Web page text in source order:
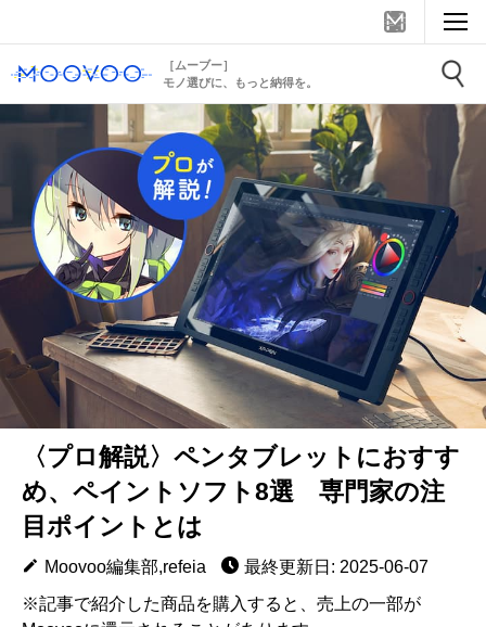
［ムーブー］
モノ選びに、もっと納得を。
〈プロ解説〉ペンタブレットにおすす
め、ペイントソフト8選 専門家の注
目ポイントとは
Moovoo編集部,refeia
最終更新日: 2025-06-07
※記事で紹介した商品を購入すると、売上の一部が